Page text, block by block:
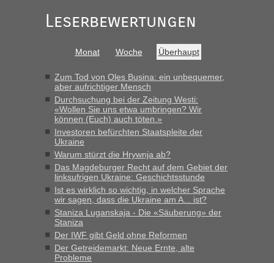
schnell da auch Passagiere mit EU-Pass dabei waren“
Berichte und Reisetipps • Re: An welchem
Grenzübergang zwischen Polen und der Ukraine geht es am
„Bin am Montag 15.6.26 um 8 Uhr in Urgyniw ausgereist,
das erste Mal an einem Montagmorgen ca. 15 Fahrzeuge
vor mir, bin sonst der Erste oder Zweite, egal, nach ca 20
Minuten wurde dann die nächste Welle...“
Berichte und Reisetipps • Re: An welchem
Grenzübergang zwischen Polen und der Ukraine geht es am
schnellsten?
„Derzeit, ist es überall sehr voll an den Grenzen Ukraine/
Polen. Zb. Krakovets 100 PKW ca. 10 h Wartezeit. Wollen
Montag rüber, versuchen es sehr früh.“
Leserbewertungen
Monat Woche Überhaupt
Zum Tod von Oles Busina: ein unbequemer,
aber aufrichtiger Mensch
Durchsuchung bei der Zeitung Westi:
«Wollen Sie uns etwa umbringen? Wir
können (Euch) auch töten.»
Investoren befürchten Staatspleite der
Ukraine
Warum stürzt die Hrywnja ab?
Das Magdeburger Recht auf dem Gebiet der
linksufrigen Ukraine: Geschichtsstunde
Ist es wirklich so wichtig, in welcher Sprache
wir sagen, dass die Ukraine am A... ist?
Staniza Luganskaja - Die «Säuberung» der
Staniza
Der IWF gibt Geld ohne Reformen
Der Getreidemarkt: Neue Ernte, alte
Probleme